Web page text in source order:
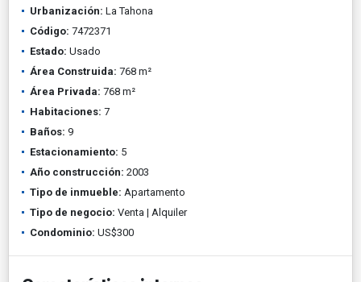
Urbanización: La Tahona
Código: 7472371
Estado: Usado
Área Construida: 768 m²
Área Privada: 768 m²
Habitaciones: 7
Baños: 9
Estacionamiento: 5
Año construcción: 2003
Tipo de inmueble: Apartamento
Tipo de negocio: Venta | Alquiler
Condominio: US$300